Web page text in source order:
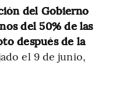
del Gobierno
del 50% de las
después de la
el 9 de junio,